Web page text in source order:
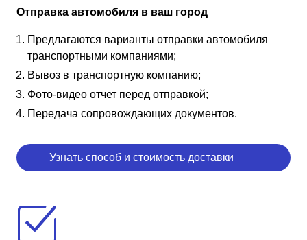
Отправка автомобиля в ваш город
Предлагаются варианты отправки автомобиля
транспортными компаниями;
Вывоз в транспортную компанию;
Фото-видео отчет перед отправкой;
Передача сопровождающих документов.
Узнать способ и стоимость доставки